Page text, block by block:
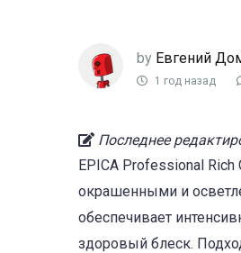
by Евгений
1 год назад
Последнее
EPICA Professional Rich
окрашенными и
обеспечивает
здоровый блеск.